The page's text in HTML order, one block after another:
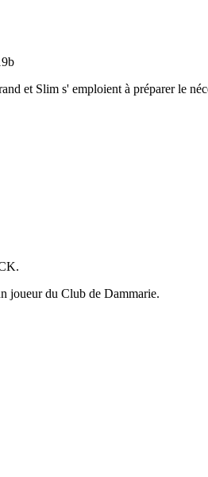
et Slim s' emploient à préparer le
joueur du Club de Dammarie.